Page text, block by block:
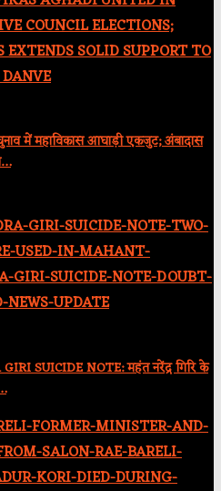
में महाविकास आघाड़ी एकजुट; अंबादास
SUICIDE NOTE: महंत नरेंद्र गिरि के